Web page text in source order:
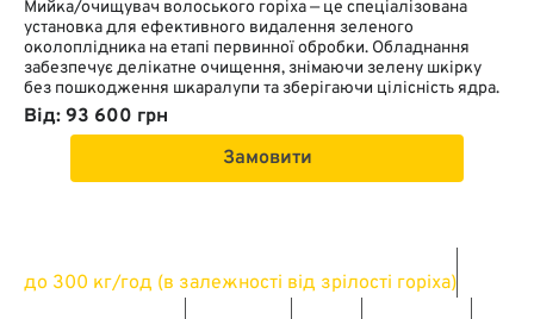
Мийка/очищувач волоського горіха — це спеціалізована
установка для ефективного видалення зеленого
околоплідника на етапі первинної обробки. Обладнання
забезпечує делікатне очищення, знімаючи зелену шкірку
без пошкодження шкаралупи та зберігаючи цілісність ядра.
Від: 93 600 грн
Замовити
до 300 кг/год (в залежності від зрілості горіха)